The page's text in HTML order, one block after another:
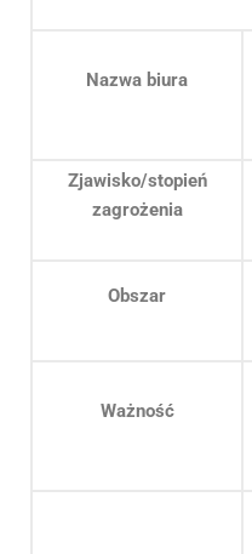
Nazwa biura
Zjawisko/stopień
zagrożenia
Obszar
Ważność